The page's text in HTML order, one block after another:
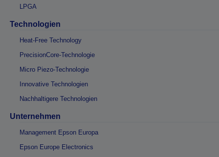
LPGA
Technologien
Heat-Free Technology
PrecisionCore-Technologie
Micro Piezo-Technologie
Innovative Technologien
Nachhaltigere Technologien
Unternehmen
Management Epson Europa
Epson Europe Electronics